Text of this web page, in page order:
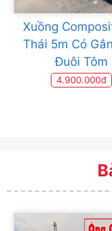
Xuồng
Thái 5m Có
Đuôi Tôm
4.900.000đ